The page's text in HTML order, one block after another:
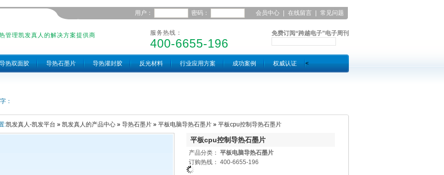
用户： 密码： 会员中心 在线留言 常见问题
管理凯发真人的解决方案提供商
服务热线：
400-6655-196
免费订阅“跨越电子”电子周刊
<
导热双面胶 导热石墨片 导热灌封胶 反光材料 行业应用方案 成功案例 权威认证
：
:凯发真人-凯发平台 » 凯发真人的产品中心 » 导热石墨片 » 平板电脑导热石墨片 » 平板cpu控制导热石墨片
平板cpu控制导热石墨片
产品分类： 平板电脑导热石墨片
订购热线： 400-6655-196